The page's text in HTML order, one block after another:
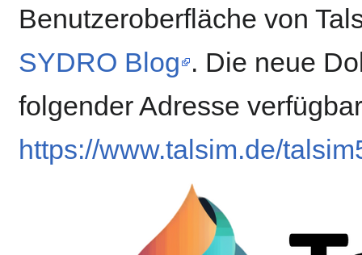
Benutzeroberfläche von
SYDRO Blog . Die neue
folgender Adresse
https://www.talsim.de/